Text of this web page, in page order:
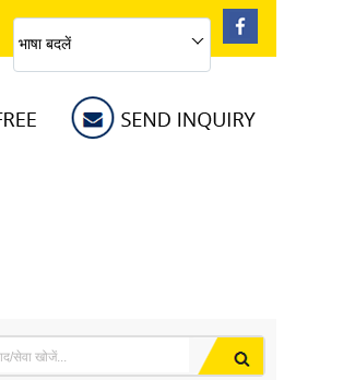
भाषा बदलें